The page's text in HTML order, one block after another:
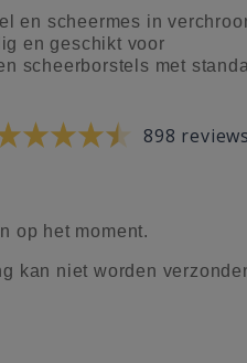
en scheermes in
en geschikt voor
scheerborstels met
898
op het moment.
kan niet worden